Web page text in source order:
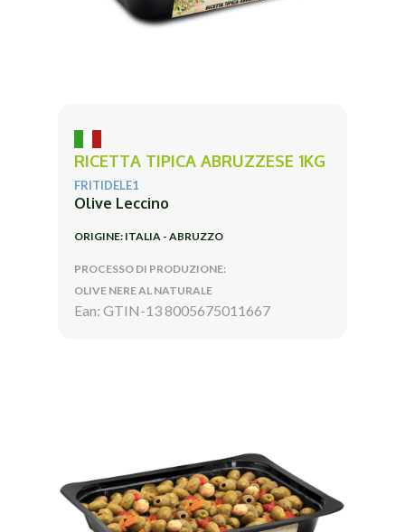
RICETTA TIPICA ABRUZZESE 1KG
FRITIDELE1
Olive Leccino
ORIGINE: ITALIA - ABRUZZO
PROCESSO DI PRODUZIONE:
OLIVE NERE AL NATURALE
Ean: GTIN-13 8005675011667